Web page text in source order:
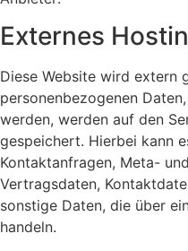
Externes
Diese Website wird extern
personenbezogenen
werden, werden auf den
gespeichert. Hierbei kann
Kontaktanfragen, Meta-
Vertragsdaten,
sonstige Daten, die über
handeln.